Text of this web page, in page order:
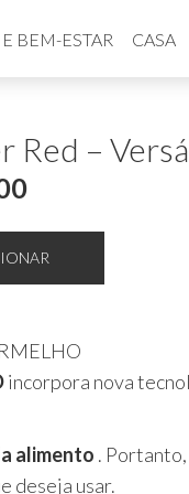
BEM-ESTAR CASA
Red –
O
preço
atual
€ 295,00.
incorpora nova
alimento .
deseja usar.